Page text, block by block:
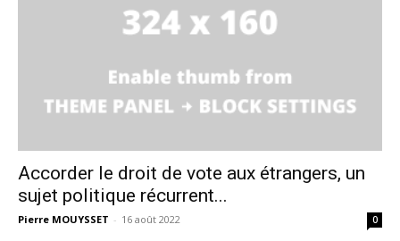
Accorder le droit de vote aux étrangers, un
sujet politique récurrent...
Pierre MOUYSSET - 16 août 2022 0